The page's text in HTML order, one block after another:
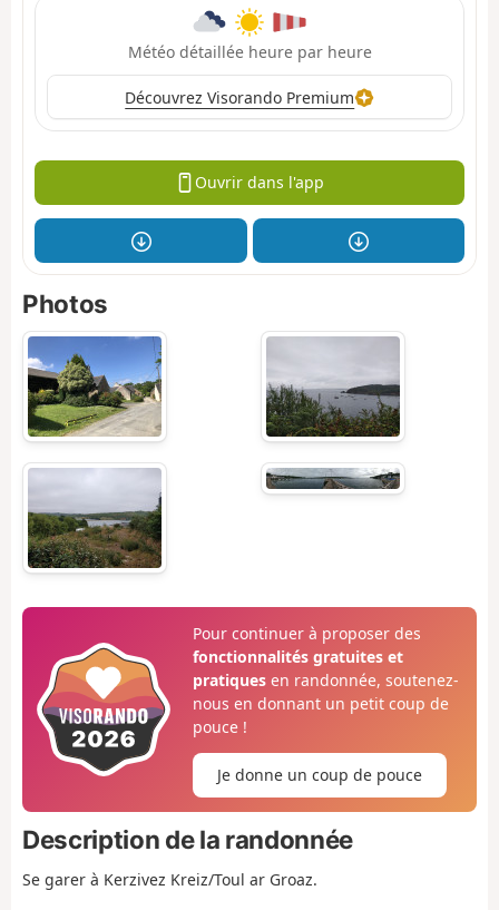
Météo détaillée heure par heure
Découvrez Visorando Premium
Ouvrir dans l'app
Photos
Pour continuer à proposer des
fonctionnalités gratuites et
pratiquesen randonnée, soutenez-
nous en donnant un petit coup de
pouce !
Je donne un coup de pouce
Description de la randonnée
Se garer à Kerzivez Kreiz/Toul ar Groaz.